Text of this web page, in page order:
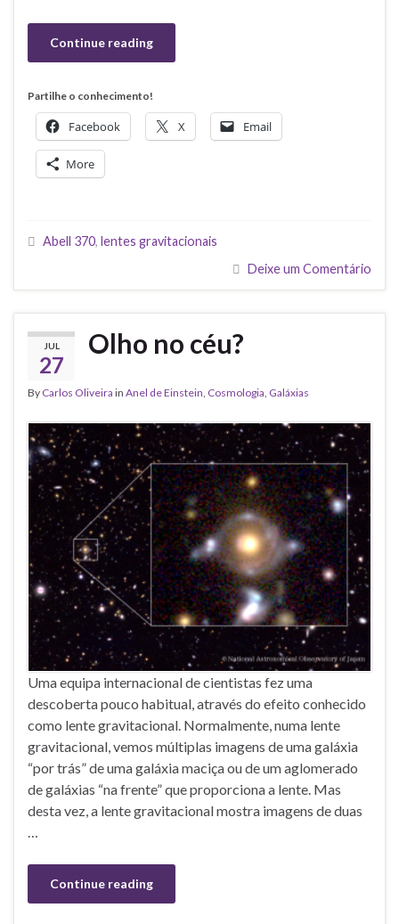
Continue reading
Partilhe o conhecimento!
Facebook X Email
More
Abell 370, lentes gravitacionais
Deixe um Comentário
JUL
27
Olho no céu?
By Carlos Oliveira in Anel de Einstein, Cosmologia, Galáxias
Uma equipa internacional de cientistas fez uma
descoberta pouco habitual, através do efeito conhecido
como lente gravitacional. Normalmente, numa lente
gravitacional, vemos múltiplas imagens de uma galáxia
“por trás” de uma galáxia maciça ou de um aglomerado
de galáxias “na frente” que proporciona a lente. Mas
desta vez, a lente gravitacional mostra imagens de duas
Continue reading